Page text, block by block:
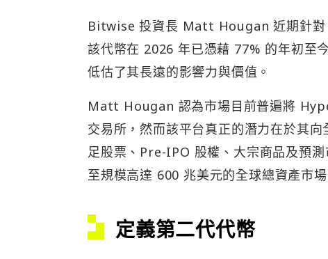
Bitwise 投資長 Matt Hougan 近期針對
該代幣在 2026 年已憑藉 77% 的年初至
低估了其長遠的影響力與價值。
Matt Hougan 認為市場目前普遍將
交易所，然而該平台真正的潛力在於其
足股票、Pre-IPO 股權、大宗商品及預
至規模高達 600 兆美元的全球總資產市場
定義第二代代幣